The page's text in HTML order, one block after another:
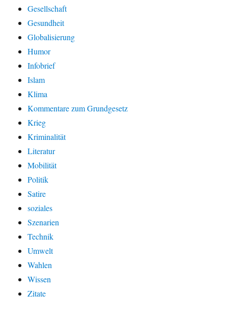
Gesellschaft
Gesundheit
Globalisierung
Humor
Infobrief
Islam
Klima
Kommentare zum Grundgesetz
Krieg
Kriminalität
Literatur
Mobilität
Politik
Satire
soziales
Szenarien
Technik
Umwelt
Wahlen
Wissen
Zitate